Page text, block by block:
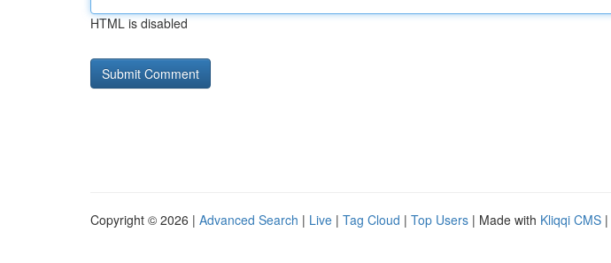
HTML is disabled
Copyright © 2026 | Advanced Search | Live | Tag Cloud | Top Users | Made with Kliqqi CMS |